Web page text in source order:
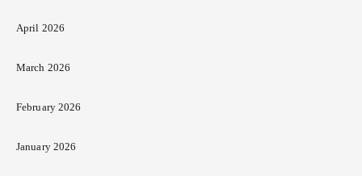
April 2026
March 2026
February 2026
January 2026